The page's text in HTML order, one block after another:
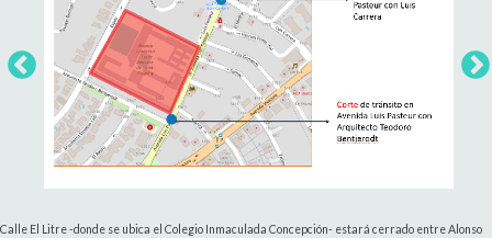
Calle El Litre -donde se ubica el Colegio Inmaculada Concepción- estará cerrado entre Alonso